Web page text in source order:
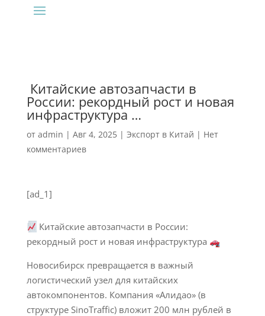
‍ Китайские автозапчасти в
России: рекордный рост и новая
инфраструктура …
от admin | Авг 4, 2025| Экспорт в Китай | Нет
комментариев
[ad_1]
Китайские автозапчасти в России:
рекордный рост и новая инфраструктура
Новосибирск превращается в важный
логистический узел для китайских
автокомпонентов. Компания «Алидао» (в
структуре SinoTraffic) вложит 200 млн рублей в